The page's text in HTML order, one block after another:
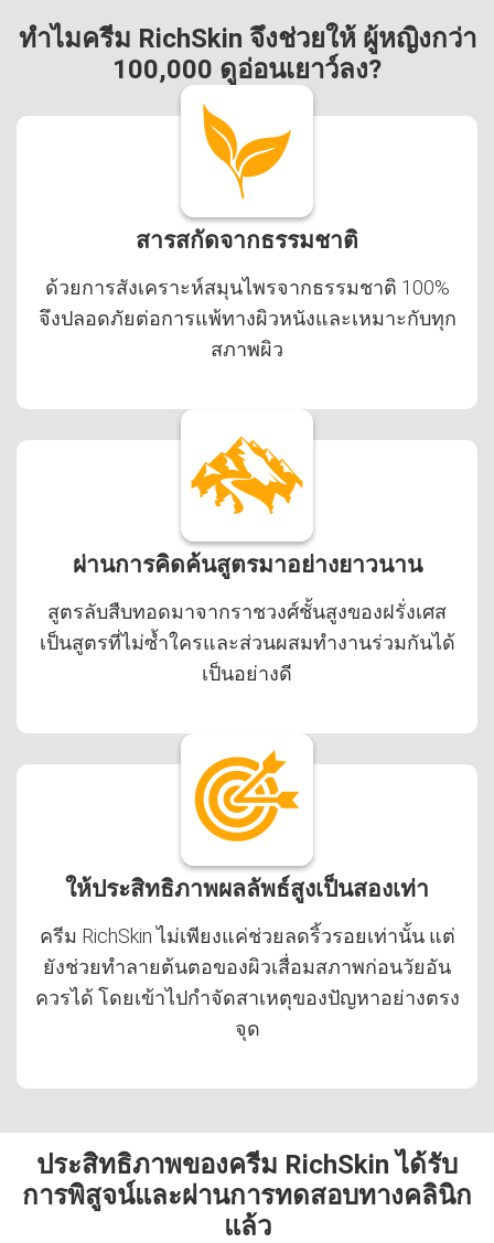
ทำไมครีม RichSkin จึงช่วยให้ ผู้หญิงกว่า
100,000 ดูอ่อนเยาว์ลง?
สารสกัดจากธรรมชาติ
ด้วยการสังเคราะห์สมุนไพรจากธรรมชาติ 100%
จึงปลอดภัยต่อการแพ้ทางผิวหนังและเหมาะกับทุก
สภาพผิว
ผ่านการคิดค้นสูตรมาอย่างยาวนาน
สูตรลับสืบทอดมาจากราชวงศ์ชั้นสูงของฝรั่งเศส
เป็นสูตรที่ไม่ซ้ำใครและส่วนผสมทำงานร่วมกันได้
เป็นอย่างดี
ให้ประสิทธิภาพผลลัพธ์สูงเป็นสองเท่า
ครีม RichSkin ไม่เพียงแค่ช่วยลดริ้วรอยเท่านั้น แต่
ยังช่วยทำลายต้นตอของผิวเสื่อมสภาพก่อนวัยอัน
ควรได้ โดยเข้าไปกำจัดสาเหตุของปัญหาอย่างตรง
จุด
ประสิทธิภาพของครีม RichSkin ได้รับ
การพิสูจน์และผ่านการทดสอบทางคลินิก
แล้ว